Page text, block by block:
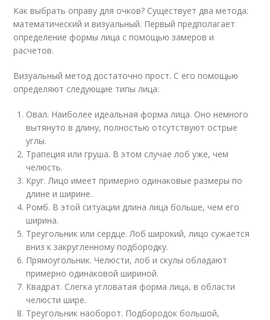
Как выбрать оправу для очков? Существует два метода:
математический и визуальный. Первый предполагает
определение формы лица с помощью замеров и
расчетов.
Визуальный метод достаточно прост. С его помощью
определяют следующие типы лица:
Овал. Наиболее идеальная форма лица. Оно немного
вытянуто в длину, полностью отсутствуют острые
углы.
Трапеция или груша. В этом случае лоб уже, чем
челюсть.
Круг. Лицо имеет примерно одинаковые размеры по
длине и ширине.
Ромб. В этой ситуации длина лица больше, чем его
ширина.
Треугольник или сердце. Лоб широкий, лицо сужается
вниз к закругленному подбородку.
Прямоугольник. Челюсти, лоб и скулы обладают
примерно одинаковой шириной.
Квадрат. Слегка угловатая форма лица, в области
челюсти шире.
Треугольник наоборот. Подбородок большой,